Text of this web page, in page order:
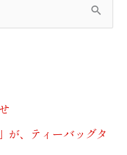
が、ティーバッグタ